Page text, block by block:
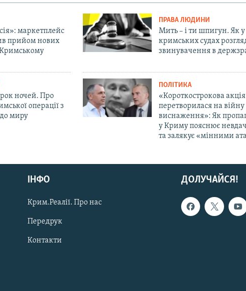
маркетплейс
прийом нових
ПРАВА ЛЮДИНИ
Мить – і ти шпигун. Як у
кримських судах
звинувачення в
ночей. Про
операції з
до миру
ПОЛІТИКА
«Короткострокова акція
перетворилася на війну
виснаження»: Як
у Криму пояснює
та залякує «мінними
ДОЛУЧАЙСЯ!
ІНФО
Крим.Реалії. Про нас
Передрук
Контакти